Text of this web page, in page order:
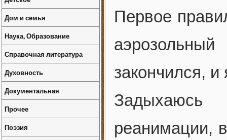
Первое
закончился,
реанимации,
Дом и семья
Наука, Образование
Справочная литература
Духовность
Документальная
Прочее
Поэзия